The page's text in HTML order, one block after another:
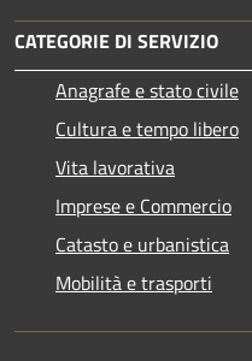
CATEGORIE DI SERVIZIO
Anagrafe e stato civile
Cultura e tempo libero
Vita lavorativa
Imprese e Commercio
Catasto e urbanistica
Mobilità e trasporti